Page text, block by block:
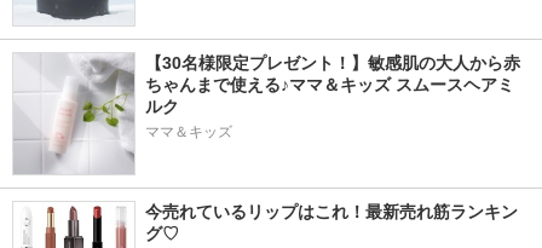
【30名様限定プレゼント！】敏感肌の大人から赤
ちゃんまで使える♪ママ＆キッズ スムースヘアミ
ルク
ママ＆キッズ
今売れているリップはこれ！最新売れ筋ランキン
グ♡